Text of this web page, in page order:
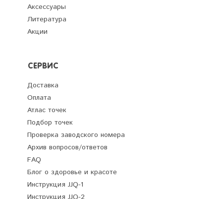
Аксессуары
Литература
Акции
СЕРВИС
Доставка
Оплата
Атлас точек
Подбор точек
Проверка заводского номера
Архив вопросов/ответов
FAQ
Блог о здоровье и красоте
Инструкция JJQ-1
Инструкция JJQ-2